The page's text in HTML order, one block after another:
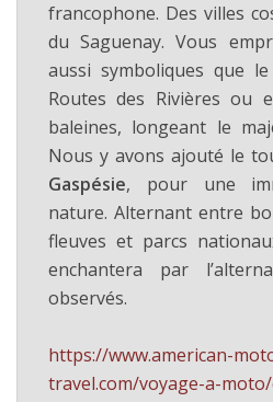
francophone. Des villes
du Saguenay. Vous
aussi symboliques que le
Routes des Rivières ou
baleines, longeant le
Nous y avons ajouté le
Gaspésie, pour une
nature. Alternant entre
fleuves et parcs
enchantera par
observés.
https://www.american-
travel.com/voyage-a-